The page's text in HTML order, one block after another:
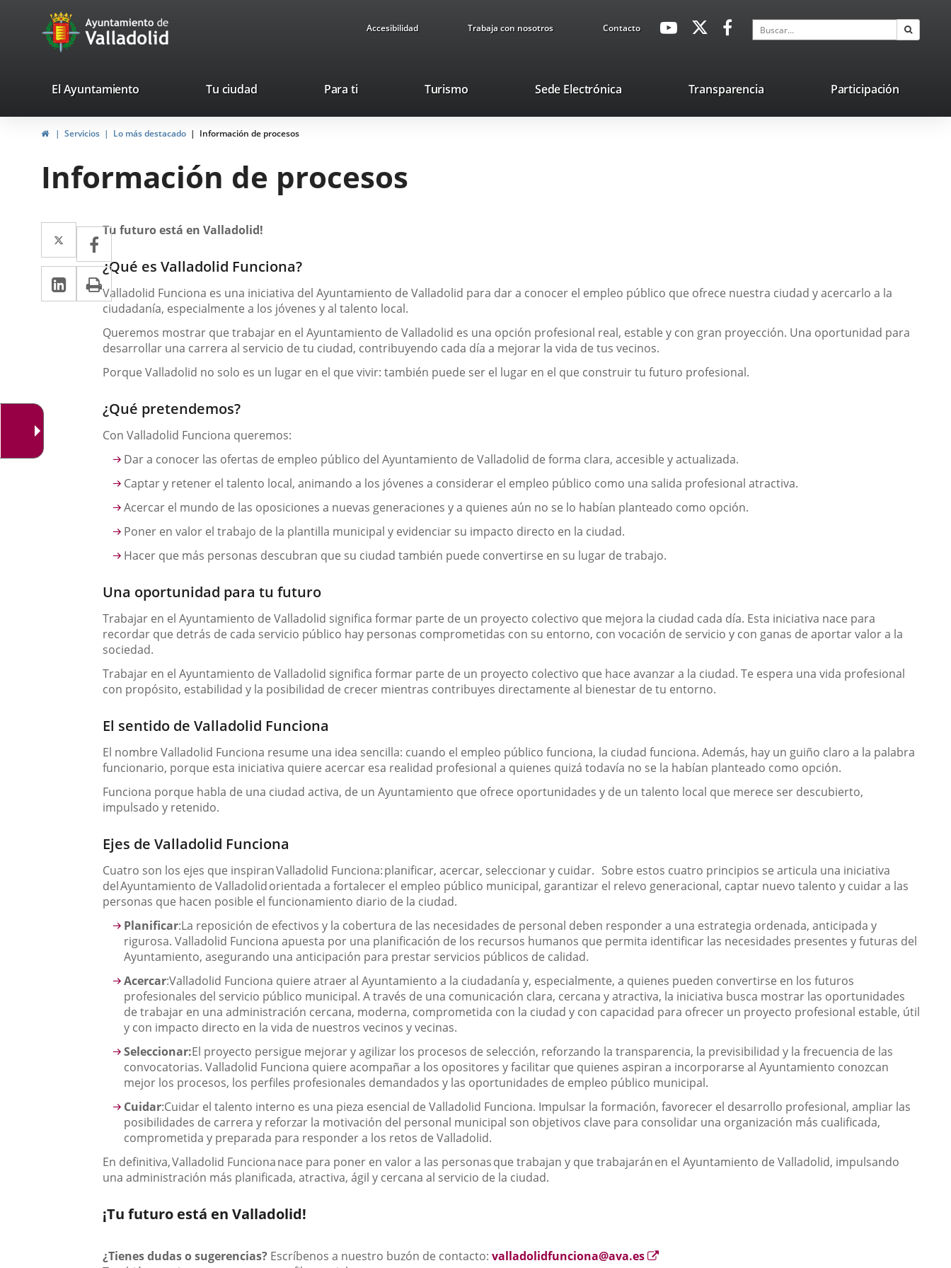
Portal
Web
Ayuntamiento
de
Accesibilidad Trabaja con nosotros ContactoavaHeaderSocial
Enlace
externa.
Enlace
aplicación
externa.
Enlace
aplicación
externa.
Buscar
valladolid.es
El Ayuntamiento Tu ciudad Para ti TurismoEste
se
Sede ElectrónicaEnlace
una
Transparencia Participación
InicioServicios Lo más destacado Información de procesos
Información de procesos
Twitter
Enlace
a
una
aplicación
externa.
Facebook
Enlace
a
una
aplicación
externa.
LinkedIn
Enlace
a
aplicación
externa.
Imprimir
Descripción
Tu futuro está en Valladolid!
¿Qué es Valladolid Funciona?
Valladolid Funciona es una iniciativa del Ayuntamiento de Valladolid para dar a conocer el empleo público que ofrece nuestra ciudad y acercarlo a la
ciudadanía, especialmente a los jóvenes y al talento local.
Queremos mostrar que trabajar en el Ayuntamiento de Valladolid es una opción profesional real, estable y con gran proyección. Una oportunidad para
desarrollar una carrera al servicio de tu ciudad, contribuyendo cada día a mejorar la vida de tus vecinos.
Porque Valladolid no solo es un lugar en el que vivir: también puede ser el lugar en el que construir tu futuro profesional.
¿Qué pretendemos?
Con Valladolid Funciona queremos:
Dar a conocer las ofertas de empleo público del Ayuntamiento de Valladolid de forma clara, accesible y actualizada.
Captar y retener el talento local, animando a los jóvenes a considerar el empleo público como una salida profesional atractiva.
Acercar el mundo de las oposiciones a nuevas generaciones y a quienes aún no se lo habían planteado como opción.
Poner en valor el trabajo de la plantilla municipal y evidenciar su impacto directo en la ciudad.
Hacer que más personas descubran que su ciudad también puede convertirse en su lugar de trabajo.
Una oportunidad para tu futuro
Trabajar en el Ayuntamiento de Valladolid significa formar parte de un proyecto colectivo que mejora la ciudad cada día. Esta iniciativa nace para
recordar que detrás de cada servicio público hay personas comprometidas con su entorno, con vocación de servicio y con ganas de aportar valor a la
sociedad.
Trabajar en el Ayuntamiento de Valladolid significa formar parte de un proyecto colectivo que hace avanzar a la ciudad. Te espera una vida profesional
con propósito, estabilidad y la posibilidad de crecer mientras contribuyes directamente al bienestar de tu entorno.
El sentido de Valladolid Funciona
El nombre Valladolid Funciona resume una idea sencilla: cuando el empleo público funciona, la ciudad funciona. Además, hay un guiño claro a la palabra
funcionario, porque esta iniciativa quiere acercar esa realidad profesional a quienes quizá todavía no se la habían planteado como opción.
Funciona porque habla de una ciudad activa, de un Ayuntamiento que ofrece oportunidades y de un talento local que merece ser descubierto,
impulsado y retenido.
Ejes de Valladolid Funciona
Cuatro son los ejes que inspiranValladolid Funciona:planificar, acercar, seleccionar y cuidar. Sobre estos cuatro principios se articula una iniciativa
delAyuntamiento de Valladolidorientada a fortalecer el empleo público municipal, garantizar el relevo generacional, captar nuevo talento y cuidar a las
personas que hacen posible el funcionamiento diario de la ciudad.
Planificar:La reposición de efectivos y la cobertura de las necesidades de personal deben responder a una estrategia ordenada, anticipada y
rigurosa. Valladolid Funciona apuesta por una planificación de los recursos humanos que permita identificar las necesidades presentes y futuras del
Ayuntamiento, asegurando una anticipación para prestar servicios públicos de calidad.
Acercar:Valladolid Funciona quiere atraer al Ayuntamiento a la ciudadanía y, especialmente, a quienes pueden convertirse en los futuros
profesionales del servicio público municipal. A través de una comunicación clara, cercana y atractiva, la iniciativa busca mostrar las oportunidades
de trabajar en una administración cercana, moderna, comprometida con la ciudad y con capacidad para ofrecer un proyecto profesional estable, útil
y con impacto directo en la vida de nuestrosvecinos y vecinas.
Seleccionar:El proyecto persigue mejorar y agilizar los procesos de selección, reforzando la transparencia, la previsibilidad y la frecuencia de las
convocatorias. Valladolid Funciona quiere acompañar a los opositores y facilitar que quienes aspiran a incorporarse al Ayuntamiento conozcan
mejor los procesos, los perfiles profesionales demandados y las oportunidades de empleo público municipal.
Cuidar:Cuidar el talento interno es una pieza esencial de Valladolid Funciona. Impulsar la formación, favorecer el desarrollo profesional, ampliar las
posibilidades de carrera y reforzar la motivación del personal municipal son objetivos clave para consolidar una organización más cualificada,
comprometida y preparada para responder a los retos de Valladolid.
En definitiva,Valladolid Funcionanace para poner en valor a las personasque trabajan y que trabajaránen el Ayuntamiento de Valladolid, impulsando
una administración más planificada, atractiva, ágil y cercana al servicio de la ciudad.
¡Tu futuro está en Valladolid!
¿Tienes dudas o sugerencias? Escríbenos a nuestro buzón de contacto:valladolidfunciona@ava.es
Enlace